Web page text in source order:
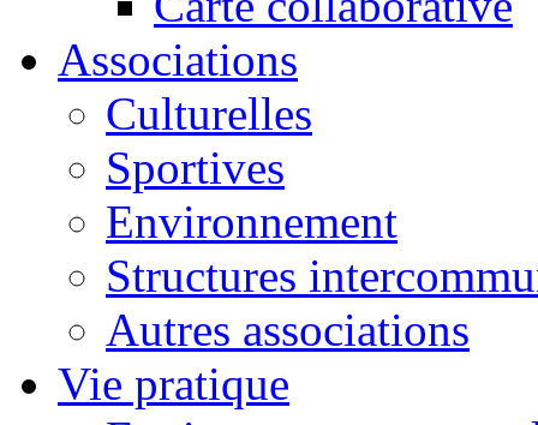
Associations
Culturelles
Sportives
Environnement
Structures
Autres associations
Vie pratique